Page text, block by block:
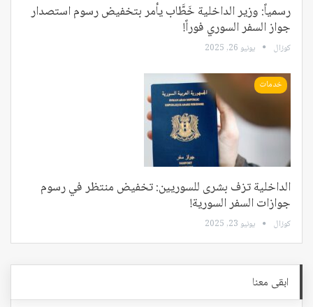
رسمياً: وزير الداخلية خَطَّاب يأمر بتخفيض رسوم استصدار
جواز السفر السوري فوراً!
كوزال يونيو 26, 2025
خدمات
الداخلية تزف بشرى للسوريين: تخفيض منتظر في رسوم
جوازات السفر السورية!
كوزال يونيو 23, 2025
ابقى معنا